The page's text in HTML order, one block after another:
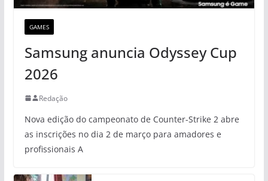
GAMES
Samsung anuncia Odyssey Cup
2026
Redação
Nova edição do campeonato de Counter-Strike 2 abre
as inscrições no dia 2 de março para amadores e
profissionais A